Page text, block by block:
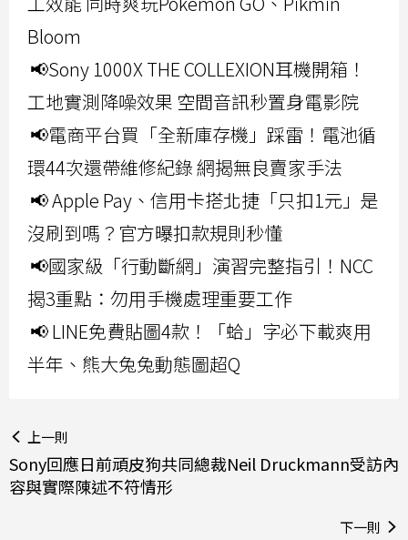
Bloom
📢Sony 1000X THE COLLEXION耳機開箱！
工地實測降噪效果 空間音訊秒置身電影院
📢電商平台買「全新庫存機」踩雷！電池循
環44次還帶維修紀錄 網揭無良賣家手法
📢 Apple Pay、信用卡搭北捷「只扣1元」是
沒刷到嗎？官方曝扣款規則秒懂
📢國家級「行動斷網」演習完整指引！NCC
揭3重點：勿用手機處理重要工作
📢 LINE免費貼圖4款！「蛤」字必下載爽用
半年、熊大兔兔動態圖超Q
上一則
Sony回應日前頑皮狗共同總裁Neil Druckmann受訪內
容與實際陳述不符情形
下一則